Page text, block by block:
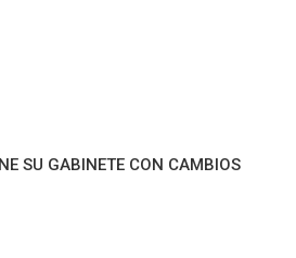
SU GABINETE CON CAMBIOS